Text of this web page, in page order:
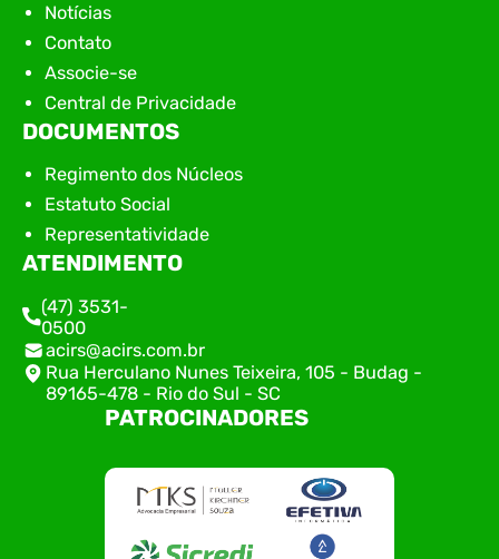
Notícias
Contato
Associe-se
Central de Privacidade
DOCUMENTOS
Regimento dos Núcleos
Estatuto Social
Representatividade
ATENDIMENTO
(47) 3531-
0500
acirs@acirs.com.br
Rua Herculano Nunes Teixeira, 105 - Budag -
89165-478 - Rio do Sul - SC
PATROCINADORES